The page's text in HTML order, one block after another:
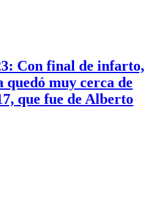
Con final de infarto,
muy cerca de
que fue de Alberto